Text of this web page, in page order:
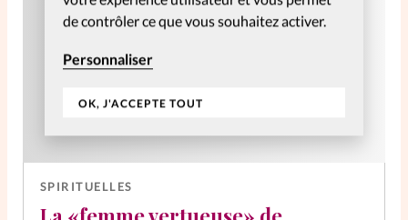
de contrôler ce que vous souhaitez activer.
Personnaliser
OK, J'ACCEPTE TOUT
Nous contacter
SPIRITUELLES